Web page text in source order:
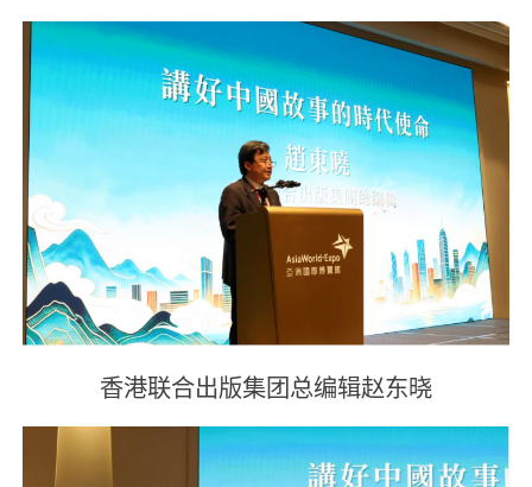
香港联合出版集团总编辑赵东晓